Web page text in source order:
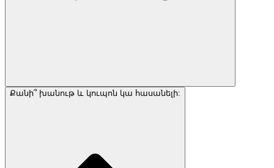
Քանի՞ խանութ և կուպոն կա հասանելի: